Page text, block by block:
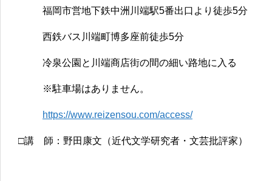
福岡市営地下鉄中洲川端駅5番出口より徒歩5分
西鉄バス川端町博多座前徒歩5分
冷泉公園と川端商店街の間の細い路地に入る
※駐車場はありません。
https://www.reizensou.com/access/
□講 師：野田康文（近代文学研究者・文芸批評家）